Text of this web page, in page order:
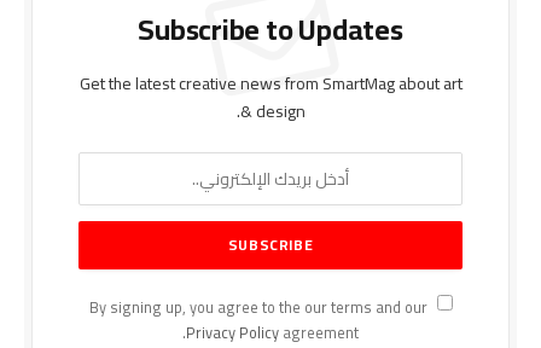
Subscribe to Updates
Get the latest creative news from SmartMag about art
& design.
By signing up, you agree to the our terms and our
Privacy Policyagreement.